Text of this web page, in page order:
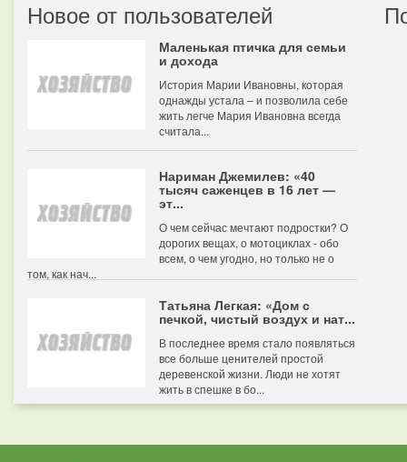
Новое от пользователей
Маленькая птичка для семьи
и дохода
История Марии Ивановны, которая
однажды устала – и позволила себе
жить легче Мария Ивановна всегда
считала...
Нариман Джемилев: «40
тысяч саженцев в 16 лет —
эт...
О чем сейчас мечтают подростки? О
дорогих вещах, о мотоциклах - обо
всем, о чем угодно, но только не о
том, как нач...
Татьяна Легкая: «Дом с
печкой, чистый воздух и нат...
В последнее время стало появляться
все больше ценителей простой
деревенской жизни. Люди не хотят
жить в спешке в бо...